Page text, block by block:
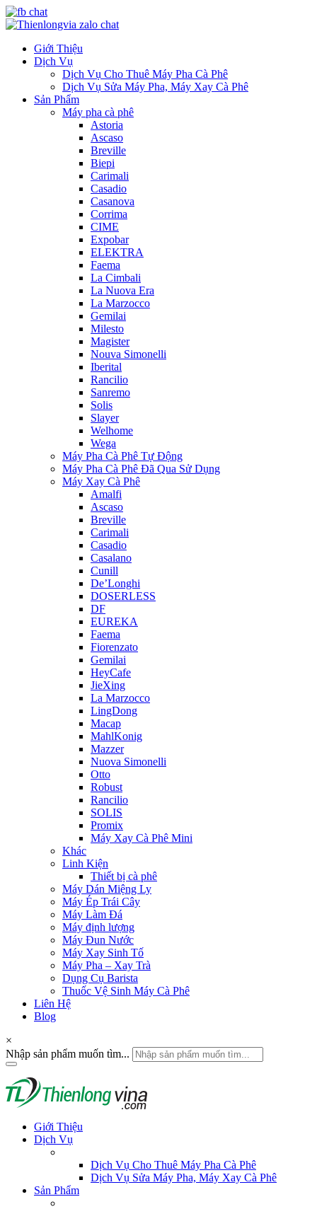
Giới Thiệu
Dịch Vụ
Dịch Vụ Cho Thuê Máy Pha Cà Phê
Dịch Vụ Sửa Máy Pha, Máy Xay Cà Phê
Sản Phẩm
Máy pha cà phê
Astoria
Ascaso
Breville
Biepi
Carimali
Casadio
Casanova
Corrima
CIME
Expobar
ELEKTRA
Faema
La Cimbali
La Nuova Era
La Marzocco
Gemilai
Milesto
Magister
Nouva Simonelli
Iberital
Rancilio
Sanremo
Solis
Slayer
Welhome
Wega
Máy Pha Cà Phê Tự Động
Máy Pha Cà Phê Đã Qua Sử Dụng
Máy Xay Cà Phê
Amalfi
Ascaso
Breville
Carimali
Casadio
Casalano
Cunill
De’Longhi
DOSERLESS
DF
EUREKA
Faema
Fiorenzato
Gemilai
HeyCafe
JieXing
La Marzocco
LingDong
Macap
MahlKonig
Mazzer
Nuova Simonelli
Otto
Robust
Rancilio
SOLIS
Promix
Máy Xay Cà Phê Mini
Khác
Linh Kiện
Thiết bị cà phê
Máy Dán Miệng Ly
Máy Ép Trái Cây
Máy Làm Đá
Máy định lượng
Máy Đun Nước
Máy Xay Sinh Tố
Máy Pha – Xay Trà
Dụng Cụ Barista
Thuốc Vệ Sinh Máy Cà Phê
Liên Hệ
Blog
×
Nhập sản phẩm muốn tìm...
Giới Thiệu
Dịch Vụ
Dịch Vụ Cho Thuê Máy Pha Cà Phê
Dịch Vụ Sửa Máy Pha, Máy Xay Cà Phê
Sản Phẩm